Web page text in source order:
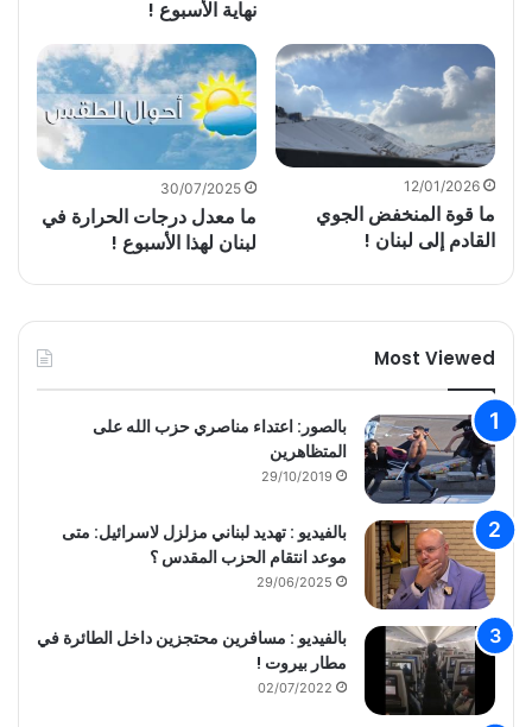
نهاية الأسبوع !
12/01/2026
ما قوة المنخفض الجوي
القادم إلى لبنان !
30/07/2025
ما معدل درجات الحرارة في
لبنان لهذا الأسبوع !
Most Viewed
بالصور: اعتداء مناصري حزب الله على
المتظاهرين
29/10/2019
بالفيديو : تهديد لبناني مزلزل لاسرائيل: متى
موعد انتقام الحزب المقدس ؟
29/06/2025
بالفيديو : مسافرين محتجزين داخل الطائرة في
مطار بيروت !
02/07/2022